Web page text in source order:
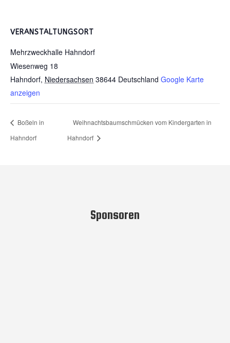
VERANSTALTUNGSORT
Mehrzweckhalle Hahndorf
Wiesenweg 18
Hahndorf, Niedersachsen 38644 Deutschland Google Karte
anzeigen
Boßeln in
Hahndorf
Weihnachtsbaumschmücken vom Kindergarten in
Hahndorf
Sponsoren